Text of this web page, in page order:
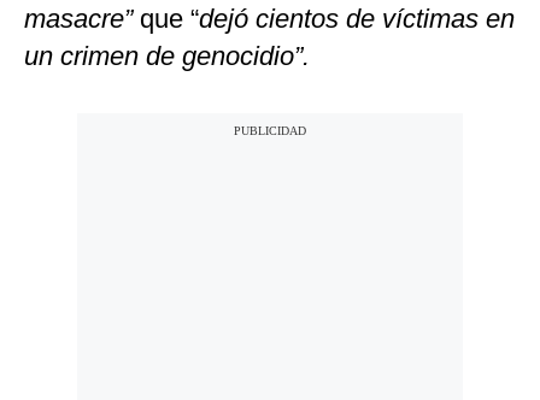
masacre” que “dejó cientos de víctimas en
un crimen de genocidio”.